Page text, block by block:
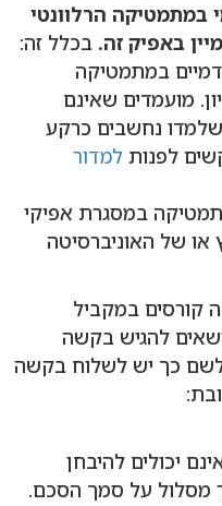
במתמטיקה הרלוונטי
באפיק זה. בכלל זה:
במתמטיקה
מועמדים שאינם
נחשבים כרקע
לפנות למדור
במסגרת אפיקי
או של האוניברסיטה
קורסים במקביל
להגיש בקשה
לשם כך יש לשלוח בקשה
יכולים להיבחן
מסלול על סמך הסכם.